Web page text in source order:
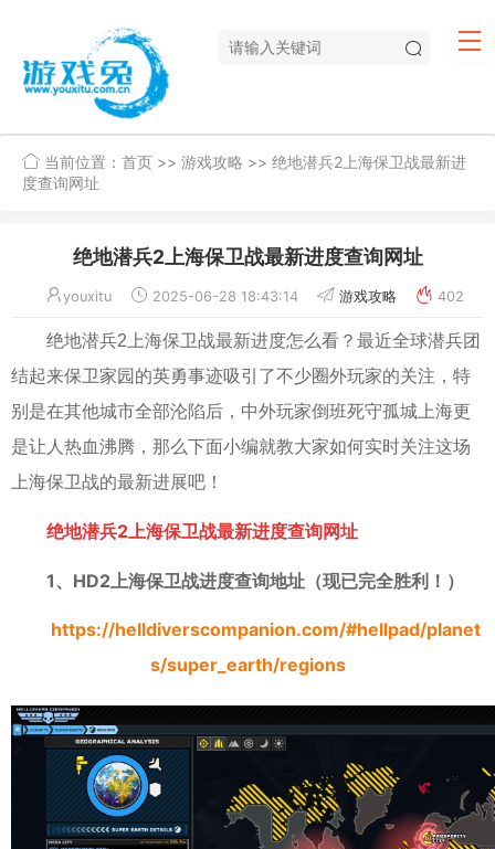
当前位置： 首页 >> 游戏攻略 >> 绝地潜兵2上海保卫战最新进
度查询网址
绝地潜兵2上海保卫战最新进度查询网址
youxitu 2025-06-28 18:43:14 游戏攻略 402
绝地潜兵2上海保卫战最新进度怎么看？最近全球潜兵团
结起来保卫家园的英勇事迹吸引了不少圈外玩家的关注，特
别是在其他城市全部沦陷后，中外玩家倒班死守孤城上海更
是让人热血沸腾，那么下面小编就教大家如何实时关注这场
上海保卫战的最新进展吧！
绝地潜兵2上海保卫战最新进度查询网址
1、HD2上海保卫战进度查询地址（现已完全胜利！ ）
https://helldiverscompanion.com/#hellpad/planet
s/super_earth/regions